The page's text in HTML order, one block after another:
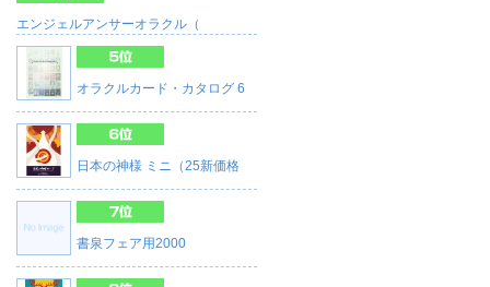
エンジェルアンサーオラクル（
オラクルカード・カタログ 6
日本の神様 ミニ（25新価格
書泉フェア用2000